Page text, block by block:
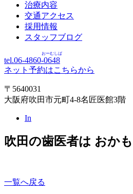
治療内容
交通アクセス
採用情報
スタッフブログ
tel.06-4860-0648
おーむしば
ネット予約はこちらから
〒5640031
大阪府吹田市元町4-8名匠医館3階
In
吹田の歯医者は おか
一覧へ戻る